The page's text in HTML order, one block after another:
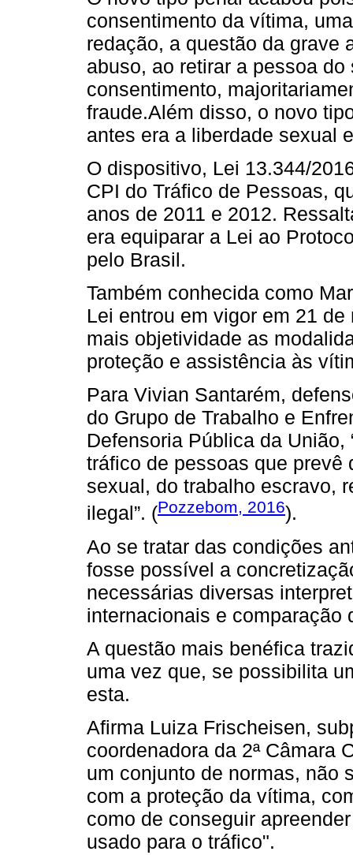
consentimento da vítima,
redação, a questão da grave
abuso, ao retirar a pessoa
consentimento,
fraude.Além disso, o novo
antes era a liberdade sexual
O dispositivo, Lei 13.344/
CPI do Tráfico de Pessoas,
anos de 2011 e 2012.
era equiparar a Lei ao
pelo Brasil.
Também conhecida como
Lei entrou em vigor em 21
mais objetividade as
proteção e assistência às
Para Vivian Santarém,
do Grupo de Trabalho e
Defensoria Pública da
tráfico de pessoas que
sexual, do trabalho escravo,
ilegal”. (Pozzebom, 2016).
Ao se tratar das condições
fosse possível a
necessárias diversas
internacionais e comparação
A questão mais benéfica
uma vez que, se possibilita
esta.
Afirma Luiza Frischeisen,
coordenadora da 2ª Câmara
um conjunto de normas, não
com a proteção da vítima,
como de conseguir
usado para o tráfico".